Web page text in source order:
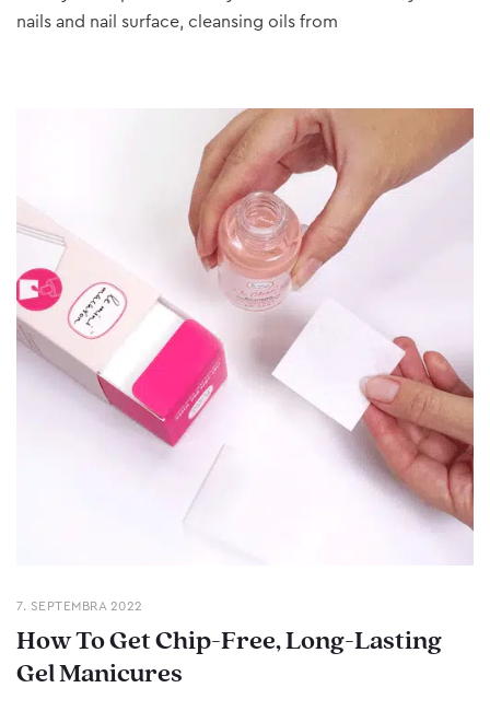
nails and nail surface, cleansing oils from
7. SEPTEMBRA 2022
How To Get Chip-Free, Long-Lasting
Gel Manicures